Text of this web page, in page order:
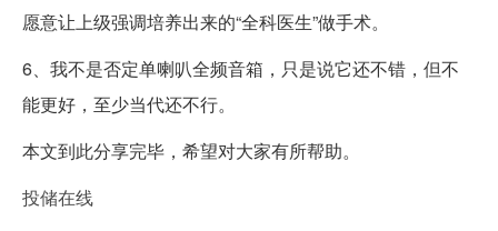
愿意让上级强调培养出来的“全科医生”做手术。
6、我不是否定单喇叭全频音箱，只是说它还不错，但不
能更好，至少当代还不行。
本文到此分享完毕，希望对大家有所帮助。
投储在线